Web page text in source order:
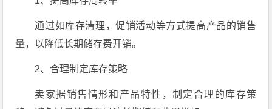
通过如库存清理，促销活动等方式提高产品的销售
量，以降低长期储存费开销。
2、合理制定库存策略
卖家据销售情形和产品特性，制定合理的库存策